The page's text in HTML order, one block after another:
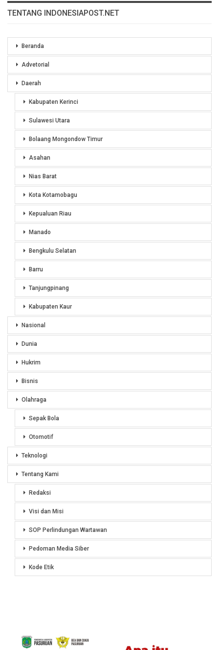
TENTANG INDONESIAPOST.NET
Beranda
Advetorial
Daerah
Kabupaten Kerinci
Sulawesi Utara
Bolaang Mongondow Timur
Asahan
Nias Barat
Kota Kotamobagu
Kepualuan Riau
Manado
Bengkulu Selatan
Barru
Tanjungpinang
Kabupaten Kaur
Nasional
Dunia
Hukrim
Bisnis
Olahraga
Sepak Bola
Otomotif
Teknologi
Tentang Kami
Redaksi
Visi dan Misi
SOP Perlindungan Wartawan
Pedoman Media Siber
Kode Etik